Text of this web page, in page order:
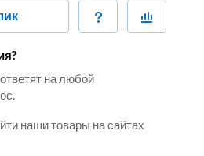
на любой
наши товары на сайтах